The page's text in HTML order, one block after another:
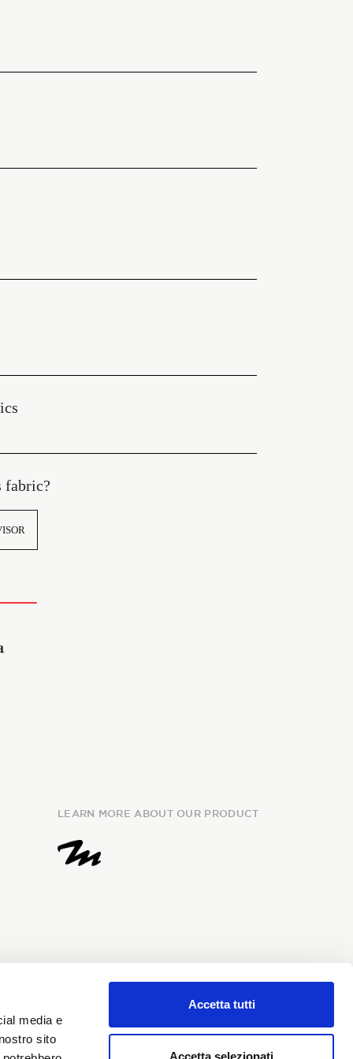
media e
sito
Accetta tutti
Accetta selezionati
fabric?
LEARN MORE ABOUT OUR PRODUCT
informationand I give my
personal data for the
newsletter.